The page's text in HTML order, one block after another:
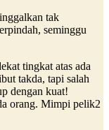
tak
seminggu
tingkat atas ada
takda, tapi salah
dengan kuat!
orang. Mimpi pelik2